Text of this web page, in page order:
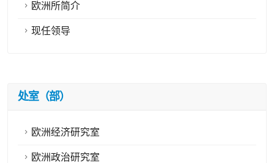
欧洲所简介
现任领导
处室（部）
欧洲经济研究室
欧洲政治研究室